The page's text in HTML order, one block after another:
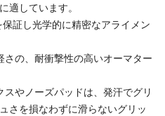
適しています。
証し光学的に精密なアライメン
の、耐衝撃性の高いオーマター
やノーズパッドは、発汗でグリ
さを損なわずに滑らないグリッ